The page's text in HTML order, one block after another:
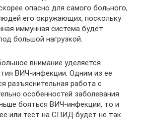
опасно для самого больного,
его окружающих, поскольку
иммунная система будет
большой нагрузкой.
внимание уделяется
ВИЧ-инфекции. Одним из ее
разъяснительная работа с
особенностей заболевания.
бояться ВИЧ-инфекции, то и
или тест на СПИД будет не так